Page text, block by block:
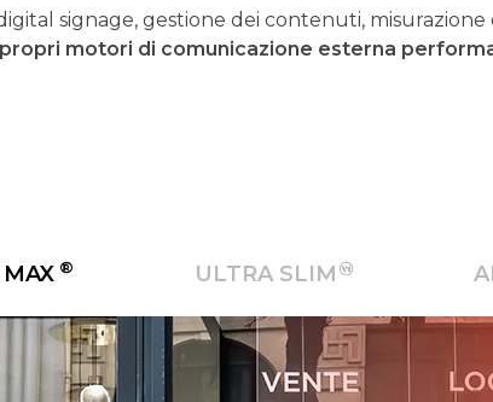
signage, gestione dei contenuti,
motori di comunicazione esterna
® ULTRA SLIM